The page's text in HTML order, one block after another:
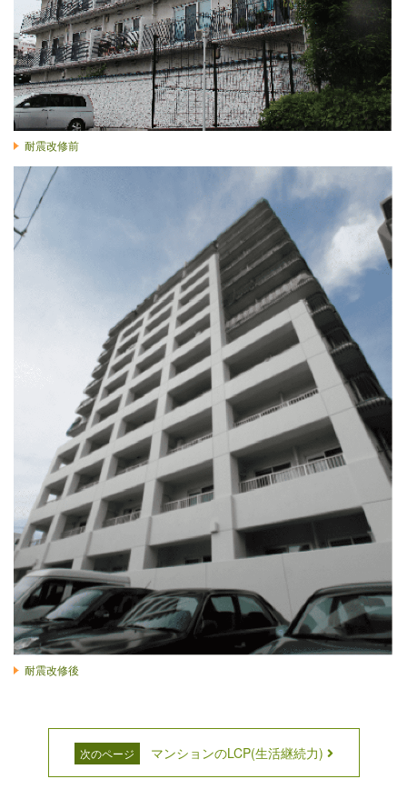
耐震改修前
耐震改修後
次のページ マンションのLCP(生活継続力)